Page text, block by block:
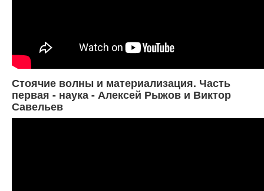
Стоячие волны и материализация. Часть
первая - наука - Алексей Рыжов и Виктор
Савельев